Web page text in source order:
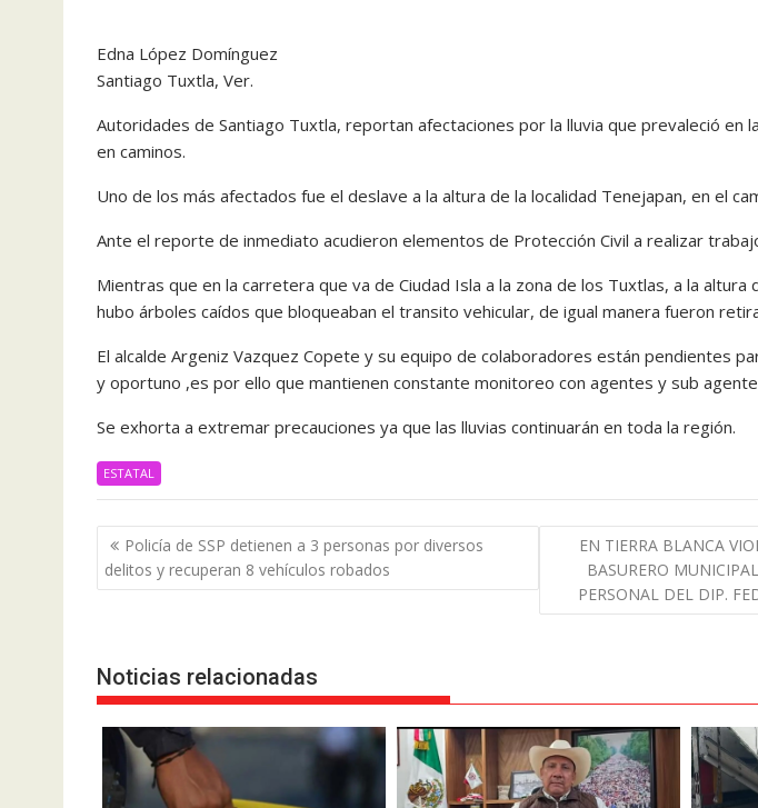
Edna López Domínguez
Santiago Tuxtla, Ver.
Autoridades de Santiago Tuxtla, reportan afectaciones por la lluvia que prevaleció en
en caminos.
Uno de los más afectados fue el deslave a la altura de la localidad Tenejapan, en el
Ante el reporte de inmediato acudieron elementos de Protección Civil a realizar
Mientras que en la carretera que va de Ciudad Isla a la zona de los Tuxtlas, a la altura
hubo árboles caídos que bloqueaban el transito vehicular, de igual manera fueron
El alcalde Argeniz Vazquez Copete y su equipo de colaboradores están pendientes
y oportuno ,es por ello que mantienen constante monitoreo con agentes y sub
Se exhorta a extremar precauciones ya que las lluvias continuarán en toda la región.
ESTATAL
Navegación
de
entradas
Policía de SSP detienen a 3 personas por diversos
delitos y recuperan 8 vehículos robados
EN TIERRA BLANCA
BASURERO
PERSONAL DEL DIP.
Noticias relacionadas